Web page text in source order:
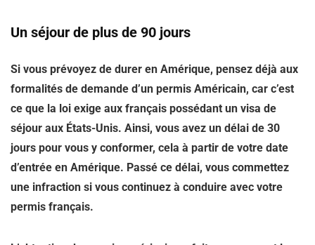
Un séjour de plus de 90 jours
Si vous prévoyez de durer en Amérique, pensez déjà aux
formalités de demande d’un permis Américain, car c’est
ce que la loi exige aux français possédant un visa de
séjour aux États-Unis. Ainsi, vous avez un délai de 30
jours pour vous y conformer, cela à partir de votre date
d’entrée en Amérique. Passé ce délai, vous commettez
une infraction si vous continuez à conduire avec votre
permis français.